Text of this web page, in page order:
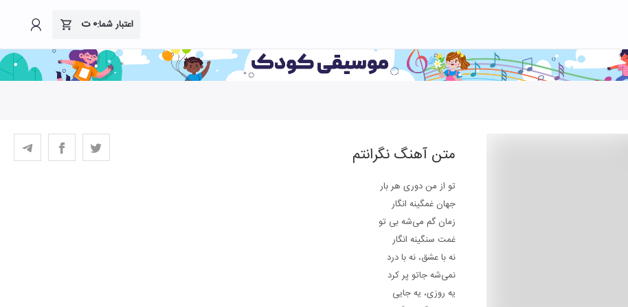
اعتبار شما:۰ت
متن آهنگنگرانتم
تو از من دوری هر بار
جهان غمگینه انگار
زمان گم می‌شه بی تو
غمت سنگینه انگار
نه با عشق، نه با درد
نمی‌شه جاتو پر کرد
یه روزی، یه جایی